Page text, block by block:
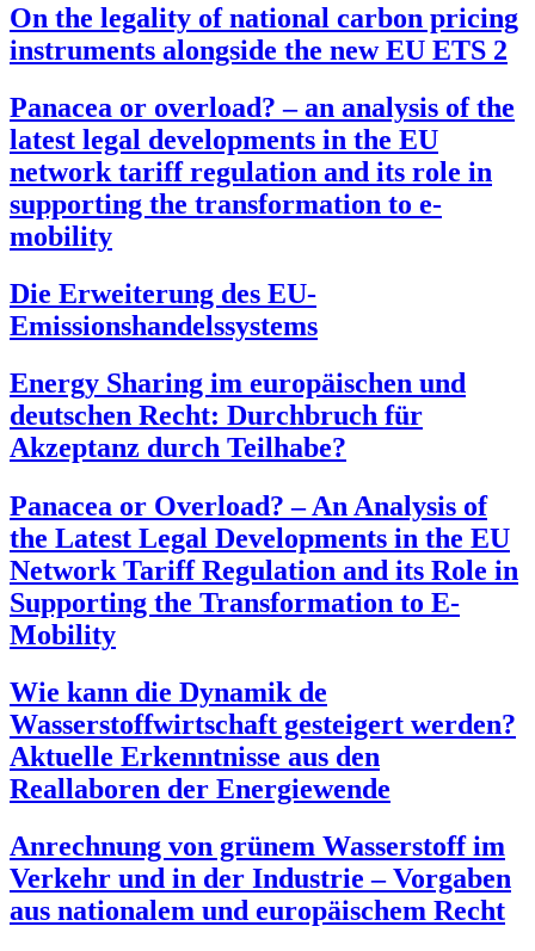
On the legality of national carbon pricing
instruments alongside the new EU ETS 2
Panacea or overload? – an analysis of the
latest legal developments in the EU
network tariff regulation and its role in
supporting the transformation to e-
mobility
Die Erweiterung des EU-
Emissionshandelssystems
Energy Sharing im europäischen und
deutschen Recht: Durchbruch für
Akzeptanz durch Teilhabe?
Panacea or Overload? – An Analysis of
the Latest Legal Developments in the EU
Network Tariff Regulation and its Role in
Supporting the Transformation to E-
Mobility
Wie kann die Dynamik de
Wasserstoffwirtschaft gesteigert werden?
Aktuelle Erkenntnisse aus den
Reallaboren der Energiewende
Anrechnung von grünem Wasserstoff im
Verkehr und in der Industrie – Vorgaben
aus nationalem und europäischem Recht